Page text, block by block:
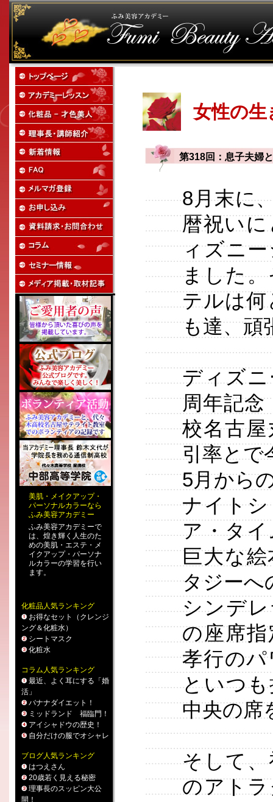
美肌 ・ メイクアップ・
パーソナルカラーなら
ふみ美容アカデミー
ふみ美容アカデミーで
は、煌き輝く人生のた
めの美肌・エステ ・ メ
イクアップ・ パーソナ
ルカラーの学習を行い
ます。
化粧品人気ランキング
お得なセット（クレンジ
ング＆化粧水）
シートマスク
化粧水
コラム人気ランキング
最近、よく耳にする「婚
活」
バナナダイエット！
ミッドランド 福臨門！
アイシャドウの歴史！
自分だけの服でオシャレ
ブログ人気ランキング
はつえさん
20歳若く見える秘密
理事長のスッピン大公
開！
女性の
第318回：息子夫婦
8月末に
暦祝い
ィズニ
ました
テルは
も達、頑
ディズ
周年記念
校名古
引率とで
5月から
ナイト
ア・タ
巨大な
タジー
シンデ
の座席
孝行の
といつ
中央の席
そして
のアト